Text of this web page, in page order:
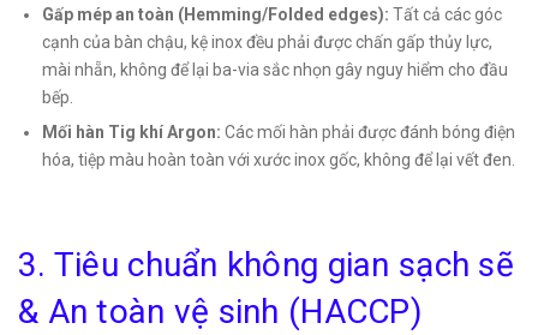
Gấp mép an toàn (Hemming/Folded edges): Tất cả các góc
cạnh của bàn chậu, kệ inox đều phải được chấn gấp thủy lực,
mài nhẵn, không để lại ba-via sắc nhọn gây nguy hiểm cho đầu
bếp.
Mối hàn Tig khí Argon: Các mối hàn phải được đánh bóng điện
hóa, tiệp màu hoàn toàn với xước inox gốc, không để lại vết đen.
3. Tiêu chuẩn không gian sạch sẽ
& An toàn vệ sinh (HACCP)